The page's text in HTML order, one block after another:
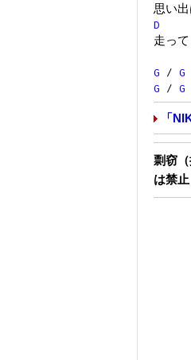
思い
D
走っ
G / G
G / G
「
剽窃
は禁止